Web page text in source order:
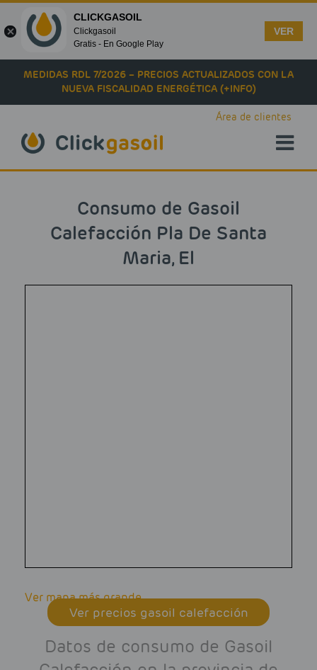
Skip to main content
MEDIDAS RDL 7/2026 – PRECIOS ACTUALIZADOS CON LA
NUEVA FISCALIDAD ENERGÉTICA (+INFO)
Área de clientes
Consumo de Gasoil
Calefacción Pla De Santa
Maria, El
Ver mapa más grande
Ver precios gasoil calefacción
Datos de consumo de Gasoil
CLICKGASOIL
Clickgasoil
Gratis - En Google Play
VER